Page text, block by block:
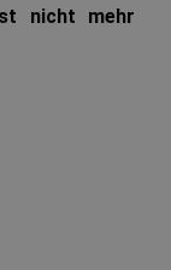
nicht mehr